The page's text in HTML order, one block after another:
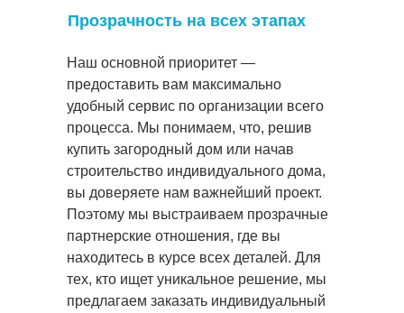
Наш основной приоритет —
предоставить вам максимально
удобный сервис по организации всего
процесса. Мы понимаем, что, решив
купить загородный дом или начав
строительство индивидуального дома,
вы доверяете нам важнейший проект.
Поэтому мы выстраиваем прозрачные
партнерские отношения, где вы
находитесь в курсе всех деталей. Для
тех, кто ищет уникальное решение, мы
предлагаем заказать индивидуальный
Прозрачность на всех этапах